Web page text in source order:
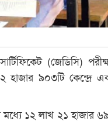
(জেডিসি)
হাজার ৯০৩টি কেন্দ্রে
মধ্যে ১২ লাখ ২১ হাজার